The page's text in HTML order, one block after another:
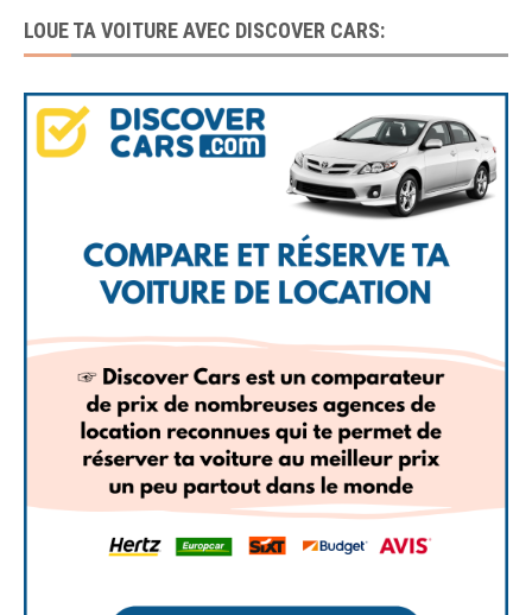
LOUE TA VOITURE AVEC DISCOVER CARS: